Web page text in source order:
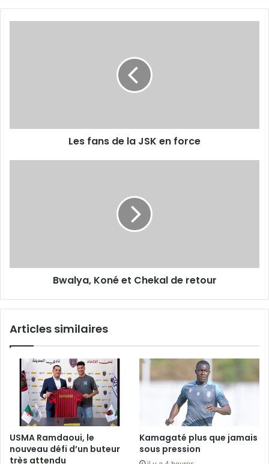
Les fans de la JSK en force
Bwalya, Koné et Chekal de retour
Articles similaires
USMA Ramdaoui, le
nouveau défi d’un buteur
très attendu
Kamagaté plus que jamais
sous pression